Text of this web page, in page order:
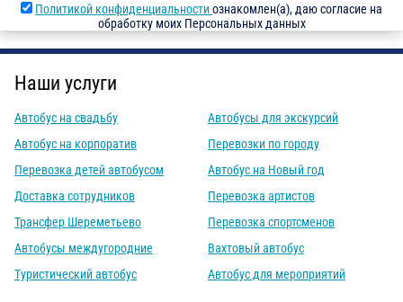
Политикой конфиденциальностиознакомлен(а), даю согласие на
обработку моих Персональных данных
Наши услуги
Автобус на свадьбу
Автобус на корпоратив
Перевозка детей автобусом
Доставка сотрудников
Трансфер Шереметьево
Автобусы междугородние
Туристический автобус
Автобусы для экскурсий
Перевозки по городу
Автобус на Новый год
Перевозка артистов
Перевозка спортсменов
Вахтовый автобус
Автобус для мероприятий